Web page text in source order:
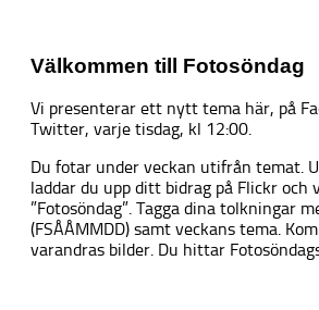
Välkommen till Fotosöndag
Vi presenterar ett nytt tema här, på
Twitter, varje tisdag, kl 12:00.
Du fotar under veckan utifrån temat.
laddar du upp ditt bidrag på Flickr och
”Fotosöndag”. Tagga dina tolkningar
(FSÅÅMMDD) samt veckans tema.
varandras bilder. Du hittar